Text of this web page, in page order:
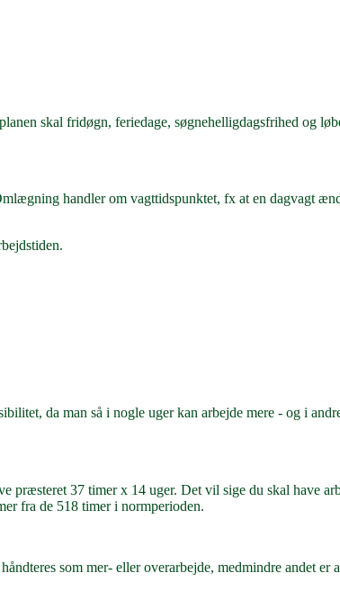
skal fridøgn, feriedage, søgnehelligdagsfrihed og
handler om vagttidspunktet, fx at en dagvagt
da man så i nogle uger kan arbejde mere - og i
præsteret 37 timer x 14 uger. Det vil sige du skal have
fra de 518 timer i normperioden.
som mer- eller overarbejde, medmindre andet er